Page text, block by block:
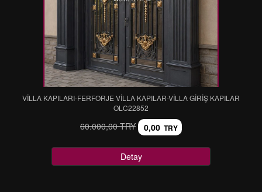
VİLLA KAPILARI-FERFORJE VİLLA KAPILAR-VİLLA GİRİŞ KAPILAR
OLC22852
60.000,00 TRY 0,00 TRY
Detay